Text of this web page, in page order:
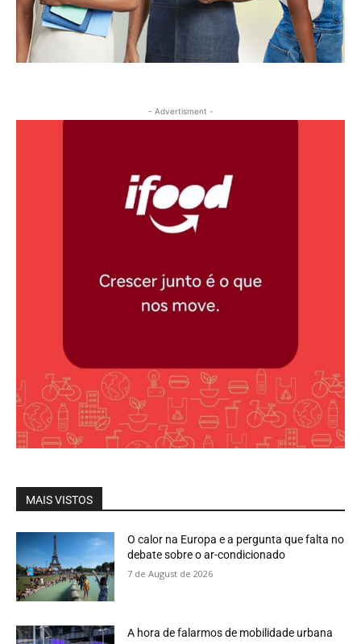
- Advertisment -
MAIS VISTOS
O calor na Europa e a pergunta que falta no
debate sobre o ar-condicionado
7 de August de 2026
A hora de falarmos de mobilidade urbana